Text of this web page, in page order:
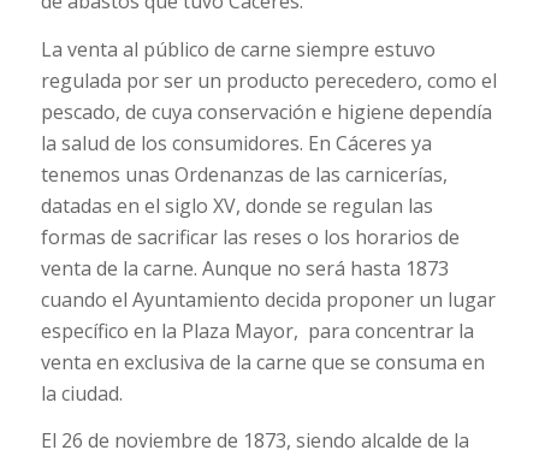
La venta al público de carne siempre estuvo
regulada por ser un producto perecedero, como el
pescado, de cuya conservación e higiene dependía
la salud de los consumidores. En Cáceres ya
tenemos unas Ordenanzas de las carnicerías,
datadas en el siglo XV, donde se regulan las
formas de sacrificar las reses o los horarios de
venta de la carne. Aunque no será hasta 1873
cuando el Ayuntamiento decida proponer un lugar
específico en la Plaza Mayor, para concentrar la
venta en exclusiva de la carne que se consuma en
la ciudad.
El 26 de noviembre de 1873, siendo alcalde de la